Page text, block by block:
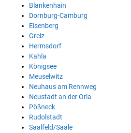
Blankenhain
Dornburg-Camburg
Eisenberg
Greiz
Hermsdorf
Kahla
Königsee
Meuselwitz
Neuhaus am Rennweg
Neustadt an der Orla
Pößneck
Rudolstadt
Saalfeld/Saale